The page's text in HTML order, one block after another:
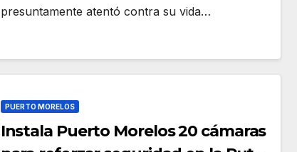
presuntamente atentó contra su vida…
PUERTO MORELOS
Instala Puerto Morelos 20 cámaras